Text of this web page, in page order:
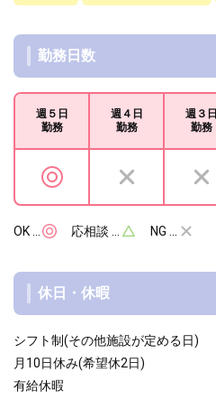
勤務日数
週５日
勤務
週４日
勤務
週３日
勤務
OK … 応相談 … NG …
休日・休暇
シフト制(その他施設が定める日)
月10日休み(希望休2日)
有給休暇